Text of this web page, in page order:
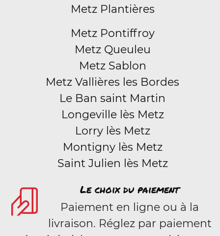
Metz Plantières
Metz Pontiffroy
Metz Queuleu
Metz Sablon
Metz Vallières les Bordes
Le Ban saint Martin
Longeville lès Metz
Lorry lès Metz
Montigny lès Metz
Saint Julien lès Metz
Le choix du paiement
Paiement en ligne ou à la
livraison. Réglez par paiement